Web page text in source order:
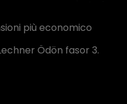
più economico
Ödön fasor 3.